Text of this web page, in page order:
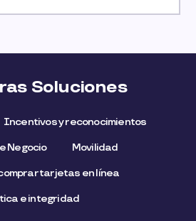
Soluciones
Incentivos y reconocimientos
Negocio Movilidad
tarjetas en línea
e integridad